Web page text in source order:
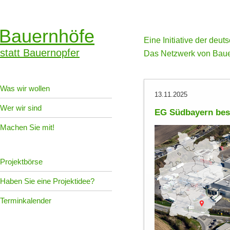
statt Bauernopfer
Eine Initiative der
Das Netzwerk von
Was wir wollen
Wer wir sind
Machen Sie mit!
Projektbörse
Haben Sie eine Projektidee?
Terminkalender
13.11.2025
EG Südbayern